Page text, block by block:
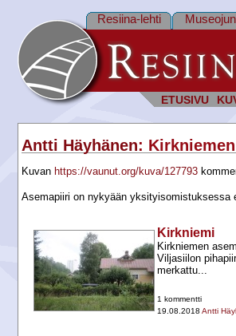
ETUSIVU
Resiina-lehti
Antti Häyhänen:
Kuvan https://vaunut.org/kuva/127793
Asemapiiri on nykyään yksityisomistuksessa
Kirkniemi
Kirkniemen
Viljasiilon
merkattu...
1 kommentti
19.08.2018 Antti